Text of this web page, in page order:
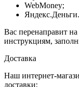
WebMoney;
Яндекс.Деньги.
Вас перенаправит
инструкциям,
Доставка
Наш интернет-
доставки: